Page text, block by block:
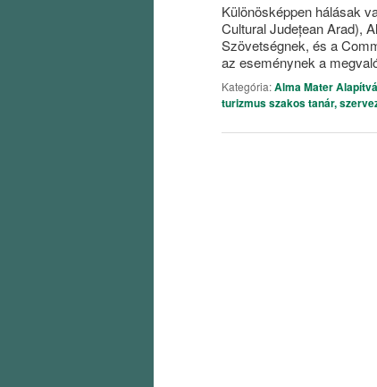
Különösképpen hálásak
Cultural Județean Arad),
Szövetségnek, és a
az eseménynek a
Kategória:Alma Mater
turizmus szakos tanár,